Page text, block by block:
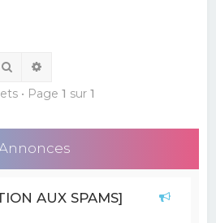
r
Rechercher
• Page 1 sur 1
AUX SPAMS]